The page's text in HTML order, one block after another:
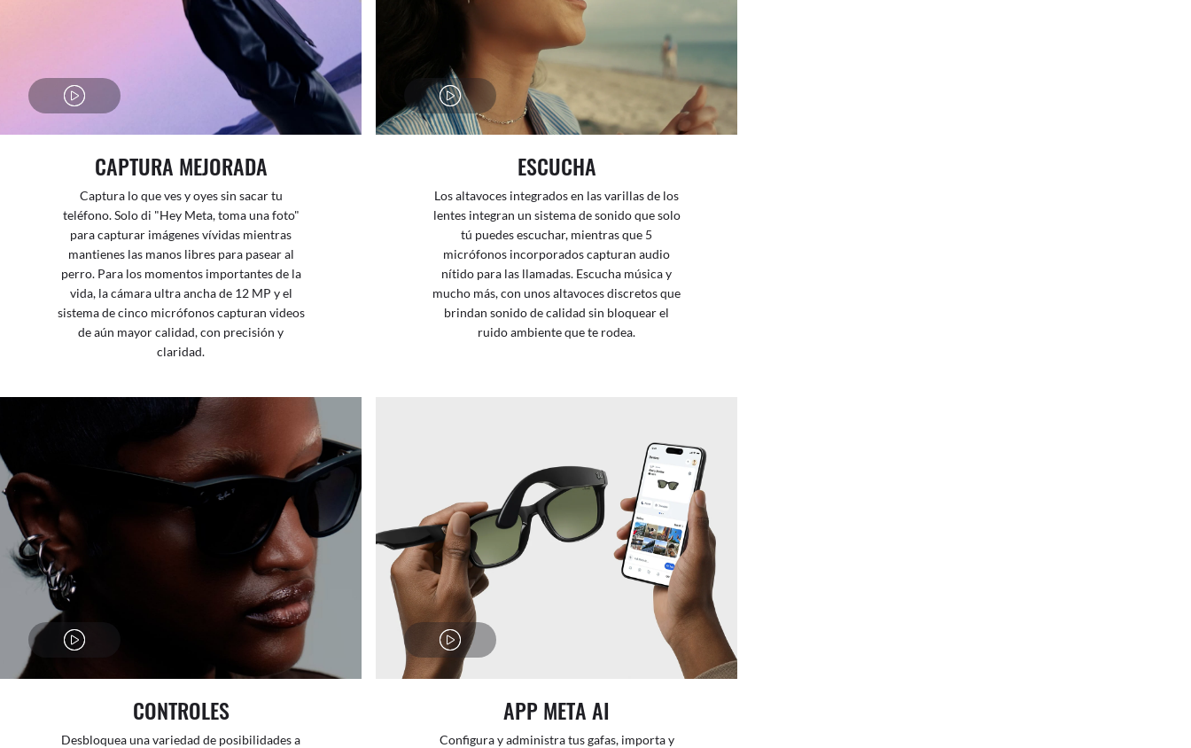
CAPTURA MEJORADA
Captura lo que ves y oyes sin sacar tu
teléfono. Solo di "Hey Meta, toma una foto"
para capturar imágenes vívidas mientras
mantienes las manos libres para pasear al
perro. Para los momentos importantes de la
vida, la cámara ultra ancha de 12 MP y el
sistema de cinco micrófonos capturan videos
de aún mayor calidad, con precisión y
claridad.
ESCUCHA
Los altavoces integrados en las varillas de los
lentes integran un sistema de sonido que solo
tú puedes escuchar, mientras que 5
micrófonos incorporados capturan audio
nítido para las llamadas. Escucha música y
mucho más, con unos altavoces discretos que
brindan sonido de calidad sin bloquear el
ruido ambiente que te rodea.
CONTROLES
Desbloquea una variedad de posibilidades a
APP META AI
Configura y administra tus gafas, importa y